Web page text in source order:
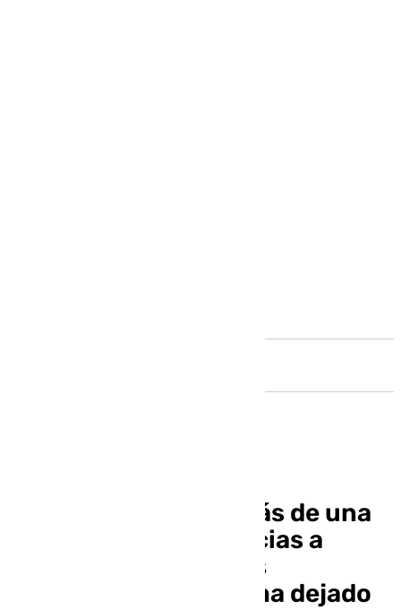
La capital registra más de una
treintena de incidencias a
causa de las intensas
precipitaciones que ha dejado